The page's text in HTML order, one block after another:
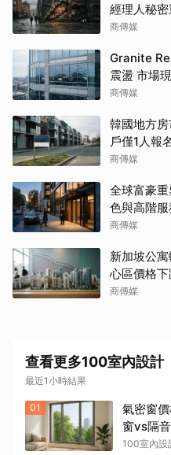
經理人秘
商傳媒
Granite
震盪 市場
商傳媒
韓國地方
戶僅1人報
商傳媒
全球富豪
色與高階服
商傳媒
新加坡公
心區價格下
商傳媒
查看更多100室內設計
最近1小時結果
01
氣密窗
窗vs隔
陷阱
100室內設